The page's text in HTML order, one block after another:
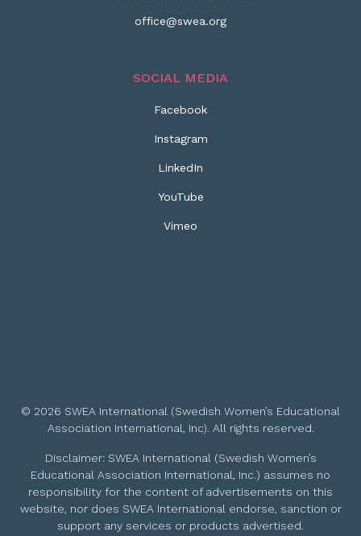
office@swea.org
SOCIAL MEDIA
Facebook
Instagram
LinkedIn
YouTube
Vimeo
© 2026 SWEA International (Swedish Women’s Educational
Association International, Inc). All rights reserved.
Disclaimer: SWEA International (Swedish Women’s
Educational Association International, Inc.) assumes no
responsibility for the content of advertisements on this
website, nor does SWEA International endorse, sanction or
support any services or products advertised.